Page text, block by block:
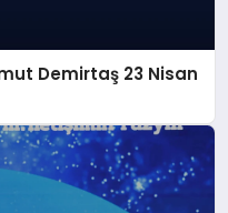
Demirtaş 23 Nisan